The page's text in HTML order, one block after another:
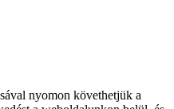
nyomon követhetjük a